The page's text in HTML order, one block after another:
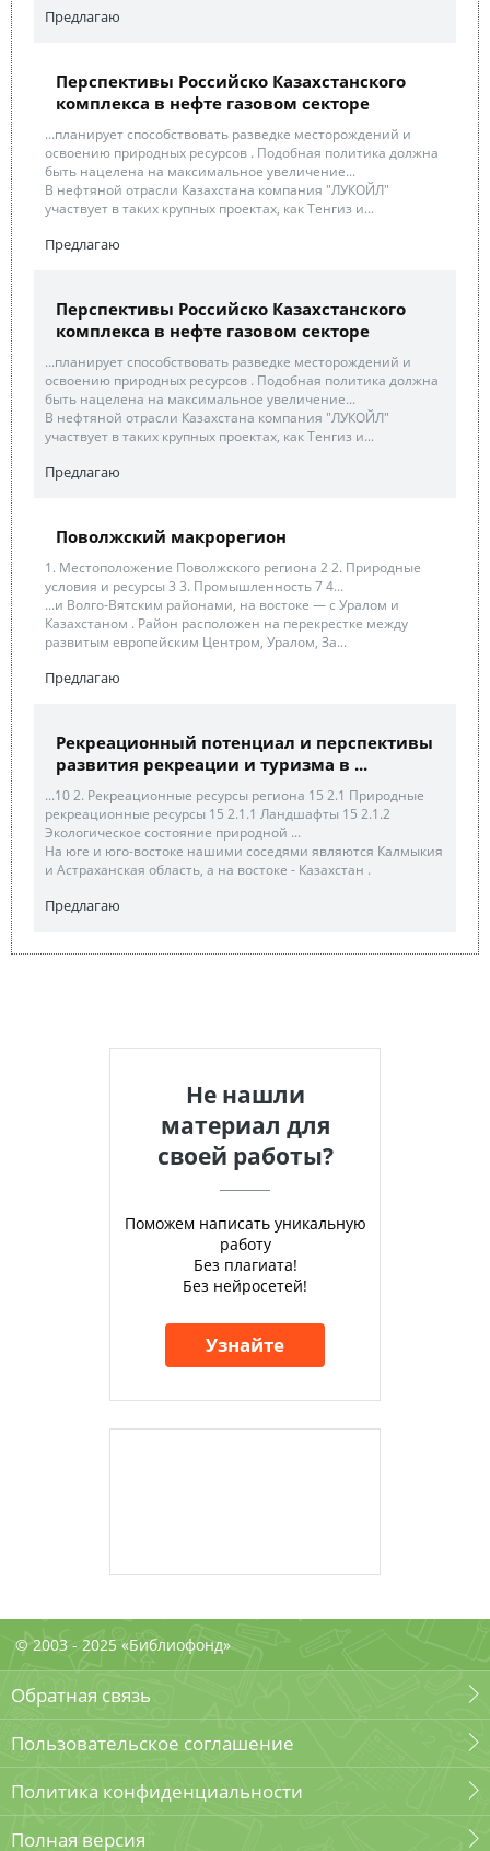
Предлагаю
Перспективы Российско Казахстанского
комплекса в нефте газовом секторе
...планирует способствовать разведке месторождений и
освоению природных ресурсов . Подобная политика должна
быть нацелена на максимальное увеличение...
В нефтяной отрасли Казахстана компания "ЛУКОЙЛ"
участвует в таких крупных проектах, как Тенгиз и...
Предлагаю
Перспективы Российско Казахстанского
комплекса в нефте газовом секторе
...планирует способствовать разведке месторождений и
освоению природных ресурсов . Подобная политика должна
быть нацелена на максимальное увеличение...
В нефтяной отрасли Казахстана компания "ЛУКОЙЛ"
участвует в таких крупных проектах, как Тенгиз и...
Предлагаю
Поволжский макрорегион
1. Местоположение Поволжского региона 2 2. Природные
условия и ресурсы 3 3. Промышленность 7 4...
...и Волго-Вятским районами, на востоке — с Уралом и
Казахстаном . Район расположен на перекрестке между
развитым европейским Центром, Уралом, За...
Предлагаю
Рекреационный потенциал и перспективы
развития рекреации и туризма в ...
...10 2. Рекреационные ресурсы региона 15 2.1 Природные
рекреационные ресурсы 15 2.1.1 Ландшафты 15 2.1.2
Экологическое состояние природной ...
На юге и юго-востоке нашими соседями являются Калмыкия
и Астраханская область, а на востоке - Казахстан .
Предлагаю
Не нашли
материал для
своей работы?
Поможем написать уникальную
работу
Без плагиата!
Без нейросетей!
Узнайте
© 2003 - 2025 «Библиофонд»
Обратная связь
Пользовательское соглашение
Политика конфиденциальности
Полная версия